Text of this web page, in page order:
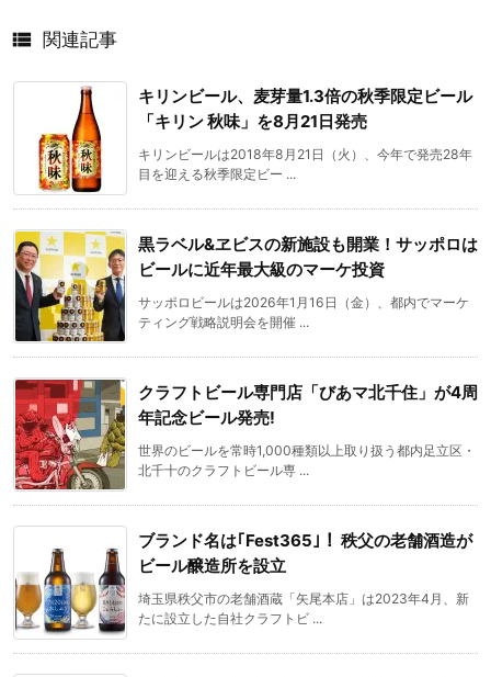
 関連記事
キリンビール、麦芽量1.3倍の秋季限定ビール
「キリン 秋味」を8月21日発売
キリンビールは2018年8月21日（火）、今年で発売28年
目を迎える秋季限定ビー ...
黒ラベル&ヱビスの新施設も開業！サッポロは
ビールに近年最大級のマーケ投資
サッポロビールは2026年1月16日（金）、都内でマーケ
ティング戦略説明会を開催 ...
クラフトビール専門店「びあマ北千住」が4周
年記念ビール発売!
世界のビールを常時1,000種類以上取り扱う都内足立区・
北千十のクラフトビール専 ...
ブランド名は｢Fest365｣！ 秩父の老舗酒造が
ビール醸造所を設立
埼玉県秩父市の老舗酒蔵「矢尾本店」は2023年4月、新
たに設立した自社クラフトビ ...